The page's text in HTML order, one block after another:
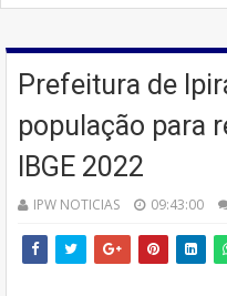
Prefeitura de
população para
IBGE 2022
IPW NOTICIAS 09:43:00